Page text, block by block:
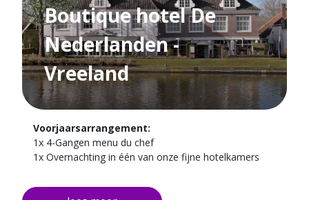
Boutique hotel De
Nederlanden -
Vreeland
Voorjaarsarrangement:
1x 4-Gangen menu du chef
1x Overnachting in één van onze fijne hotelkamers
Gratis gebruik van badjassen en slippers